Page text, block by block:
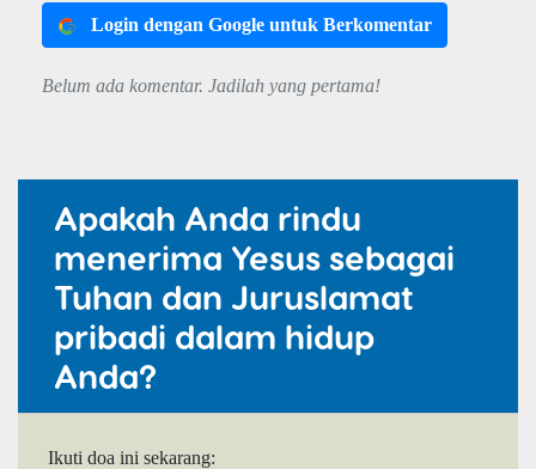
Login dengan Google untuk Berkomentar
Belum ada komentar. Jadilah yang pertama!
Apakah Anda rindu
menerima Yesus sebagai
Tuhan dan Juruslamat
pribadi dalam hidup
Anda?
Ikuti doa ini sekarang: